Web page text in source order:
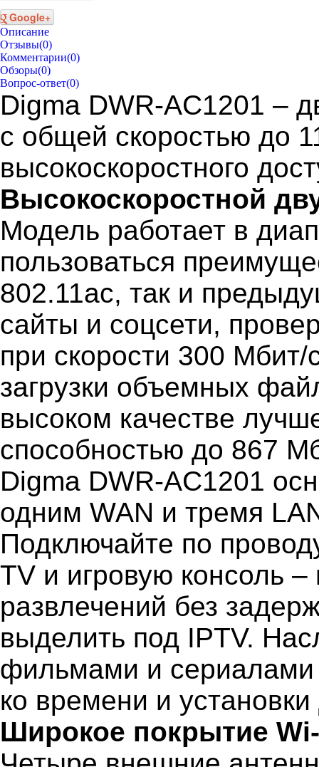
Google+
Описание
Отзывы(0)
Комментарии(0)
Обзоры(0)
Вопрос-ответ(0)
Digma DWR-AC1201 –
с общей скоростью до
высокоскоростного
Высокоскоростной
Модель работает в
пользоваться
802.11ac, так и
сайты и соцсети,
при скорости 300
загрузки объемных
высоком качестве
способностью до 867
Digma DWR-AC1201
одним WAN и тремя
Подключайте по
TV и игровую консоль
развлечений без
выделить под IPTV.
фильмами и сериалами
ко времени и
Широкое покрытие